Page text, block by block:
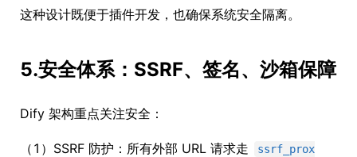
这种设计既便于插件开发，也确保系统安全隔离。
5.安全体系：SSRF、签名、沙箱保障
Dify 架构重点关注安全：
（1）SSRF 防护：所有外部 URL 请求走
ssrf_prox